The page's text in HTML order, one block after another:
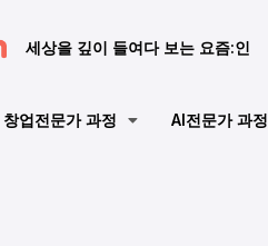
세상을 깊이 들여다 보는 요즘:인
창업전문가 과정 AI전문가 과정